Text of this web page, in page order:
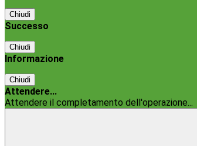
Chiudi
Successo
Chiudi
Informazione
Chiudi
Attendere...
Attendere il completamento dell'operazione...